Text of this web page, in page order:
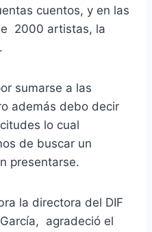
cuentos, y en las
2000 artistas, la
sumarse a las
además debo decir
lo cual
de buscar un
presentarse.
la directora del DIF
agradeció el